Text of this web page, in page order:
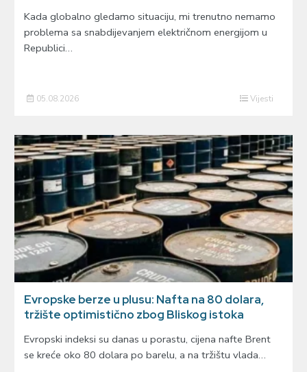
Kada globalno gledamo situaciju, mi trenutno nemamo
problema sa snabdijevanjem električnom energijom u
Republici…
05.08.2026 Vijesti
Evropske berze u plusu: Nafta na 80 dolara,
tržište optimistično zbog Bliskog istoka
Evropski indeksi su danas u porastu, cijena nafte Brent
se kreće oko 80 dolara po barelu, a na tržištu vlada…